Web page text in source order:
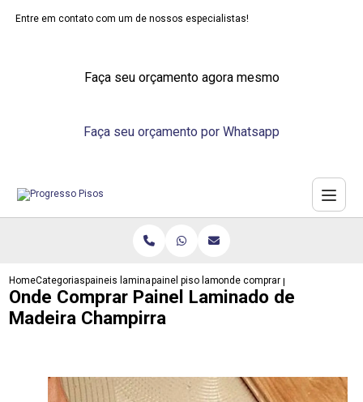
Entre em contato com um de nossos especialistas!
Faça seu orçamento agora mesmo
Faça seu orçamento por Whatsapp
HomeCategoriaspaineis laminadospainel piso laminado paredeonde comprar painel laminado
Onde Comprar Painel Laminado de
Madeira Champirra